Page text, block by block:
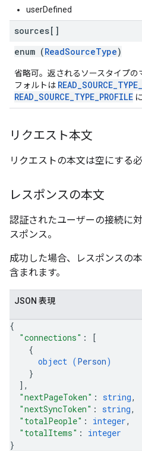
userDefined
sources[]
enum (ReadSourceType)
省略可。返されるソースタイプ
フォルトは
READ_SOURCE_TYPE_PROFILE
リクエスト本文
リクエストの本文は空にする必
レスポンスの本文
認証されたユーザーの接続に
スポンス。
成功した場合、レスポンスの
含まれます。
JSON 表現
{
"connections" :
[
{
object (Person)
}
] ,
"nextPageToken" : string,
"nextSyncToken" : string,
"totalPeople" : integer,
"totalItems" : integer
}